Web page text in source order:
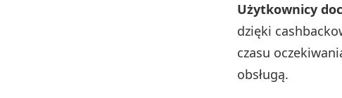
Użytkownicy
dzięki
czasu
obsługą.